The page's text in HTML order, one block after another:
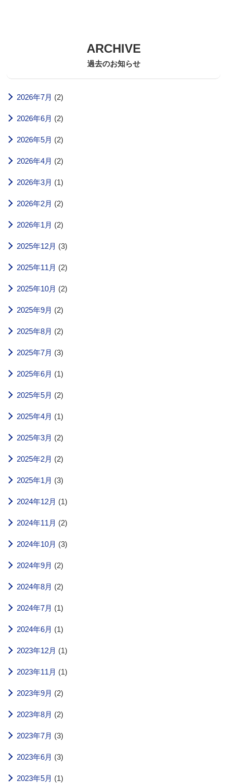
ARCHIVE
過去のお知らせ
2026年7月 (2)
2026年6月 (2)
2026年5月 (2)
2026年4月 (2)
2026年3月 (1)
2026年2月 (2)
2026年1月 (2)
2025年12月 (3)
2025年11月 (2)
2025年10月 (2)
2025年9月 (2)
2025年8月 (2)
2025年7月 (3)
2025年6月 (1)
2025年5月 (2)
2025年4月 (1)
2025年3月 (2)
2025年2月 (2)
2025年1月 (3)
2024年12月 (1)
2024年11月 (2)
2024年10月 (3)
2024年9月 (2)
2024年8月 (2)
2024年7月 (1)
2024年6月 (1)
2023年12月 (1)
2023年11月 (1)
2023年9月 (2)
2023年8月 (2)
2023年7月 (3)
2023年6月 (3)
2023年5月 (1)